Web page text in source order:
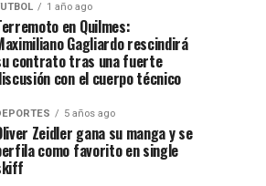
1 año ago
en Quilmes:
Gagliardo rescindirá
contrato tras una fuerte
con el cuerpo técnico
5 años ago
Zeidler gana su manga y se
como favorito en single